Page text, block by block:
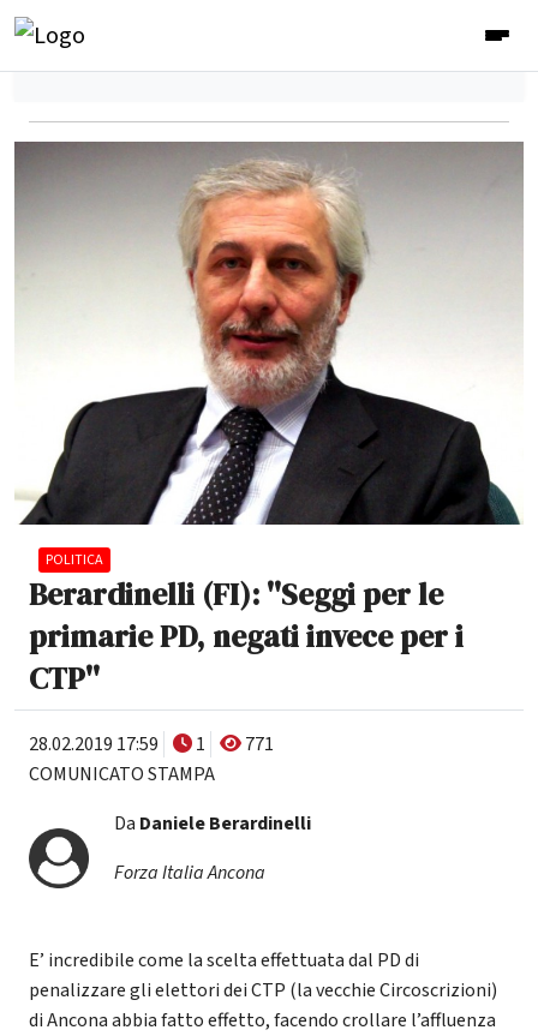
POLITICA
Berardinelli (FI): ''Seggi per le
primarie PD, negati invece per i
CTP''
28.02.2019 17:59 1
771
COMUNICATO STAMPA
Da Daniele Berardinelli
Forza Italia Ancona
E’ incredibile come la scelta effettuata dal PD di
penalizzare gli elettori dei CTP (la vecchie Circoscrizioni)
di Ancona abbia fatto effetto, facendo crollare l’affluenza